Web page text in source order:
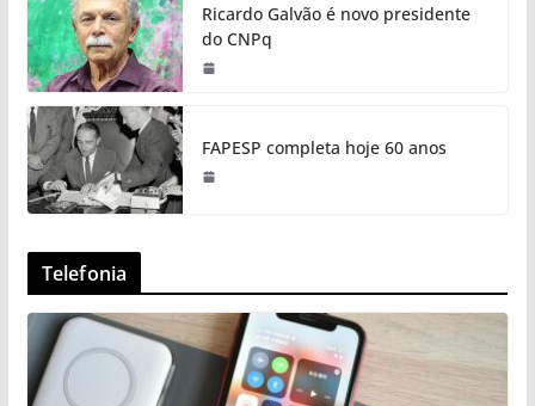
Ricardo Galvão é novo presidente
do CNPq
FAPESP completa hoje 60 anos
Telefonia